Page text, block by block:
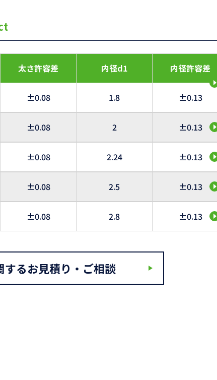
太さ許容差 内径d1 内径許容差
±0.08 1.8 ±0.13
±0.08 2 ±0.13
±0.08 2.24 ±0.13
±0.08 2.5 ±0.13
±0.08 2.8 ±0.13
するお見積り・ご相談